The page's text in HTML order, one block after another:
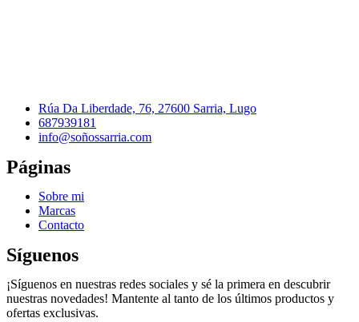
Rúa Da Liberdade, 76, 27600 Sarria, Lugo
687939181
info@soñossarria.com
Páginas
Sobre mi
Marcas
Contacto
Síguenos
¡Síguenos en nuestras redes sociales y sé la primera en descubrir
nuestras novedades! Mantente al tanto de los últimos productos y
ofertas exclusivas.